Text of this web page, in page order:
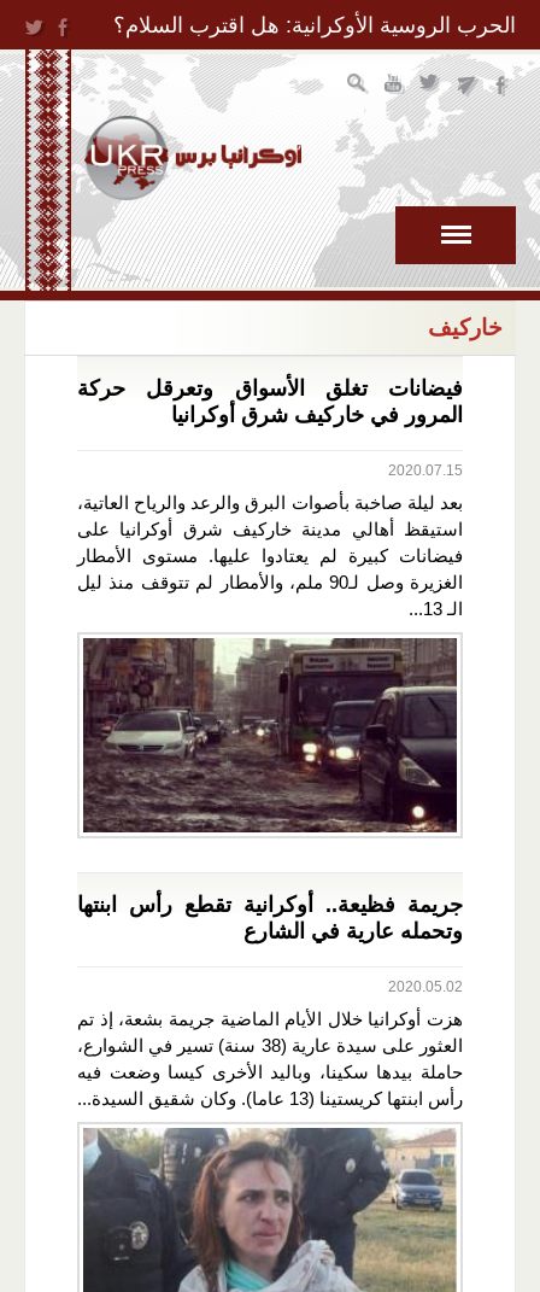
Jump to Navigation
الحرب الروسية الأوكرانية: هل اقترب السلام؟
خاركيف
فيضانات تغلق الأسواق وتعرقل حركة
المرور في خاركيف شرق أوكرانيا
2020.07.15
بعد ليلة صاخبة بأصوات البرق والرعد والرياح العاتية،
استيقظ أهالي مدينة خاركيف شرق أوكرانيا على
فيضانات كبيرة لم يعتادوا عليها. مستوى الأمطار
الغزيرة وصل لـ90 ملم، والأمطار لم تتوقف منذ ليل
الـ 13...
جريمة فظيعة.. أوكرانية تقطع رأس ابنتها
وتحمله عارية في الشارع
2020.05.02
هزت أوكرانيا خلال الأيام الماضية جريمة بشعة، إذ تم
العثور على سيدة عارية (38 سنة) تسير في الشوارع،
حاملة بيدها سكينا، وباليد الأخرى كيسا وضعت فيه
رأس ابنتها كريستينا (13 عاما). وكان شقيق السيدة...